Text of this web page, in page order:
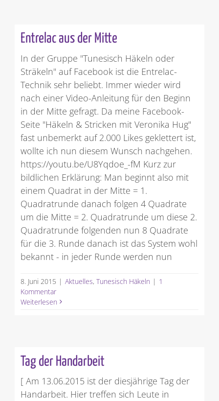
Entrelac aus der Mitte
In der Gruppe "Tunesisch Häkeln oder
Sträkeln" auf Facebook ist die Entrelac-
Technik sehr beliebt. Immer wieder wird
nach einer Video-Anleitung für den Beginn
in der Mitte gefragt. Da meine Facebook-
Seite "Häkeln & Stricken mit Veronika Hug"
fast unbemerkt auf 2.000 Likes geklettert ist,
wollte ich nun diesem Wunsch nachgehen.
https://youtu.be/U8Yqdoe_-fM Kurz zur
bildlichen Erklärung: Man beginnt also mit
einem Quadrat in der Mitte = 1.
Quadratrunde danach folgen 4 Quadrate
um die Mitte = 2. Quadratrunde um diese 2.
Quadratrunde folgenden nun 8 Quadrate
für die 3. Runde danach ist das System wohl
bekannt - in jeder Runde werden nun
8. Juni 2015 | Aktuelles, Tunesisch Häkeln | 1
Kommentar
Weiterlesen
Tag der Handarbeit
[ Am 13.06.2015 ist der diesjährige Tag der
Handarbeit. Hier treffen sich Leute in